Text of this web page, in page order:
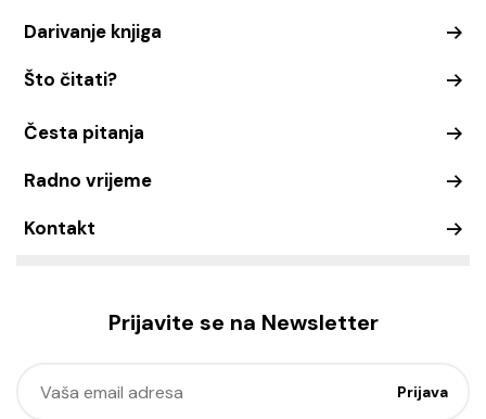
Darivanje knjiga
Što čitati?
Česta pitanja
Radno vrijeme
Kontakt
Prijavite se na Newsletter